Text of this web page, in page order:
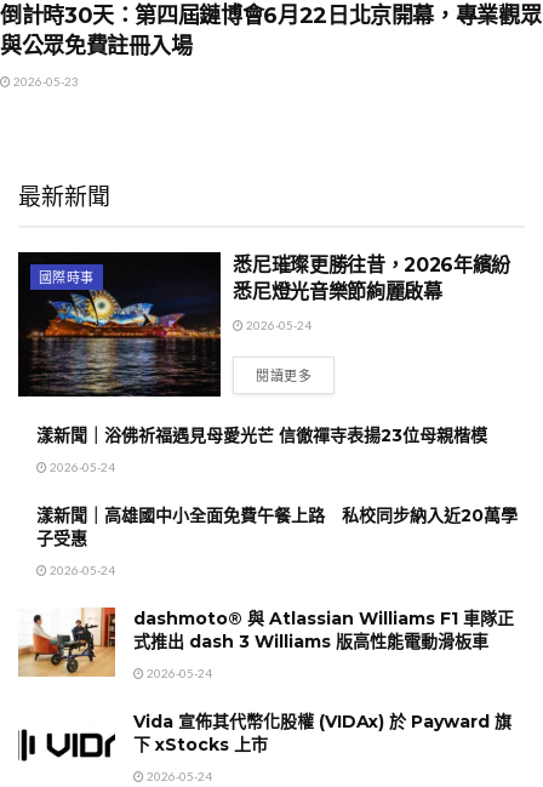
倒計時30天：第四屆鏈博會6月22日北京開幕，專業觀眾
與公眾免費註冊入場
2026-05-23
最新新聞
國際時事
悉尼璀璨更勝往昔，2026年繽紛
悉尼燈光音樂節絢麗啟幕
2026-05-24
閱讀更多
漾新聞｜浴佛祈福遇見母愛光芒 信徹禪寺表揚23位母親楷模
2026-05-24
漾新聞｜高雄國中小全面免費午餐上路 私校同步納入近20萬學
子受惠
2026-05-24
dashmoto® 與 Atlassian Williams F1 車隊正
式推出 dash 3 Williams 版高性能電動滑板車
2026-05-24
Vida 宣佈其代幣化股權 (VIDAx) 於 Payward 旗
下 xStocks 上市
2026-05-24